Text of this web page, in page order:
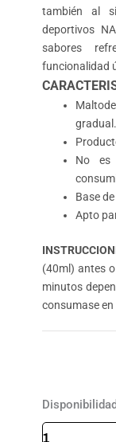
también al
deportivos
sabores
funcionalidad
CA
gradual.
No es
Base
Apto
(40ml) antes
minutos
consumase
COMBO
MARATON